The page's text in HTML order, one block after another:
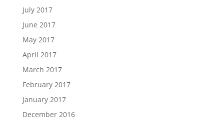
July 2017
June 2017
May 2017
April 2017
March 2017
February 2017
January 2017
December 2016